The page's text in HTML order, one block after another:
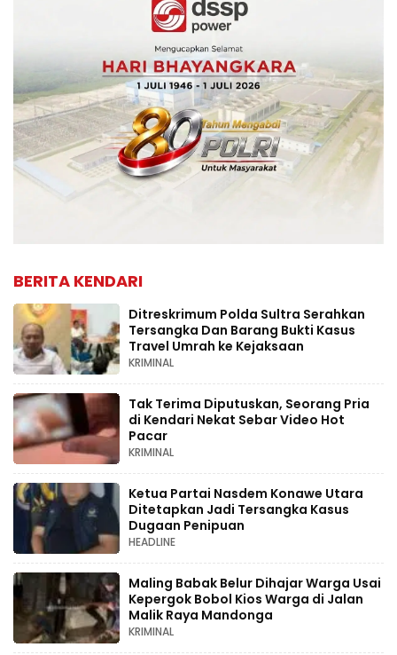
BERITA KENDARI
Ditreskrimum Polda Sultra Serahkan
Tersangka Dan Barang Bukti Kasus
Travel Umrah ke Kejaksaan
KRIMINAL
Tak Terima Diputuskan, Seorang Pria
di Kendari Nekat Sebar Video Hot
Pacar
KRIMINAL
Ketua Partai Nasdem Konawe Utara
Ditetapkan Jadi Tersangka Kasus
Dugaan Penipuan
HEADLINE
Maling Babak Belur Dihajar Warga Usai
Kepergok Bobol Kios Warga di Jalan
Malik Raya Mandonga
KRIMINAL